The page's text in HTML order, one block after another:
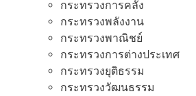
กระทรวงการคลัง
กระทรวงพลังงาน
กระทรวงพาณิชย์
กระทรวงการต่างประเทศ
กระทรวงยุติธรรม
กระทรวงวัฒนธรรม